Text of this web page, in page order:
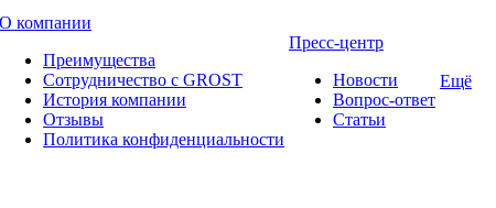
О компании
Преимущества
Сотрудничество с GROST
История компании
Отзывы
Политика конфиденциальности
Пресс-центр
Новости
Вопрос-ответ
Статьи
Ещё